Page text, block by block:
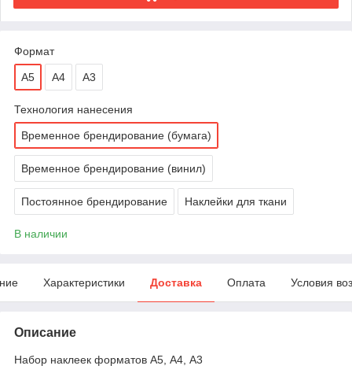
Формат
А5 A4 A3
Технология нанесения
Временное брендирование (бумага)
Временное брендирование (винил)
Постоянное брендирование Наклейки для ткани
В наличии
Характеристики Доставка Оплата Условия
Описание
Набор наклеек форматов А5, А4, А3